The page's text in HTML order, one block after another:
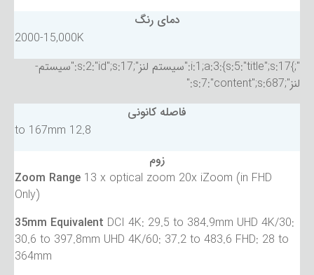
دمای رنگ
2000-15,000K
";}i:1;a:3:{s:5:"title";s:17:"سیستم لنز";s:2:"id";s:17:"سیستم-
لنز";s:7:"content";s:687:"
فاصله کانونی
12.8 to 167mm
زوم
Zoom Range 13 x optical zoom 20x iZoom (in FHD
Only)
35mm Equivalent DCI 4K: 29.5 to 384.9mm UHD 4K/30:
30.6 to 397.8mm UHD 4K/60: 37.2 to 483.6 FHD: 28 to
364mm